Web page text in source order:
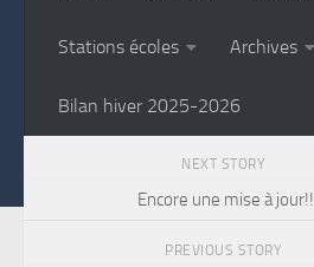
Stations écoles Archives
Bilan hiver 2025-2026
NEXT STORY
Encore une mise à jour!!
PREVIOUS STORY